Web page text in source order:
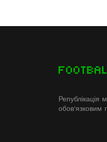
Републікація
обов'язковим